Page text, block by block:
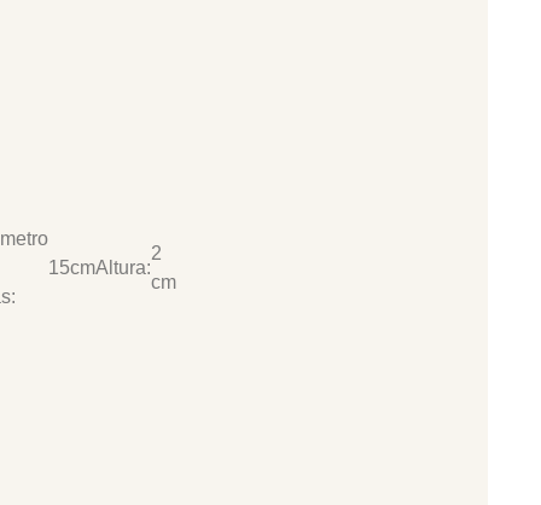
15cmAltura:
2
cm